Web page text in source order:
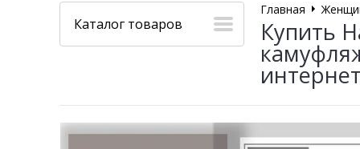
Каталог товаров
Главная
Купить